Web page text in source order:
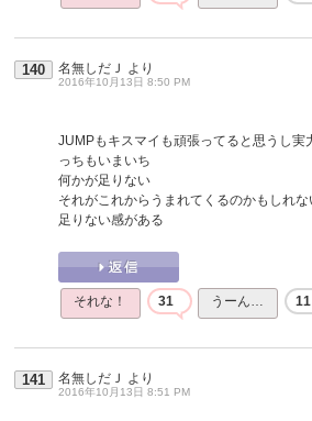
140 名無しだＪ より
2016年10月13日 8:50 PM
JUMPもキスマイも頑張ってると思うし実
っちもいまいち
何かが足りない
それがこれからうまれてくるのかもしれ
足りない感がある
それな！ 31 うーん… 11
141 名無しだＪ より
2016年10月13日 8:51 PM